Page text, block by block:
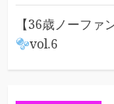
【36歳ノーフ
vol.6